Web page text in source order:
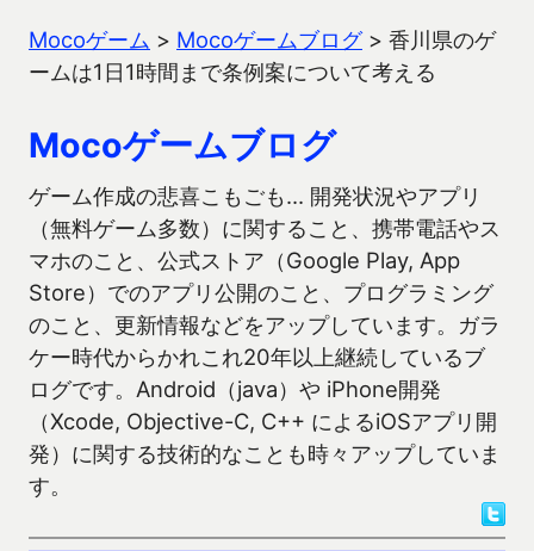
Mocoゲーム > Mocoゲームブログ> 香川県のゲ
ームは1日1時間まで条例案について考える
Mocoゲームブログ
ゲーム作成の悲喜こもごも… 開発状況やアプリ
（無料ゲーム多数）に関すること、携帯電話やス
マホのこと、公式ストア（Google Play, App
Store）でのアプリ公開のこと、プログラミング
のこと、更新情報などをアップしています。ガラ
ケー時代からかれこれ20年以上継続しているブ
ログです。Android（java）や iPhone開発
（Xcode, Objective-C, C++ によるiOSアプリ開
発）に関する技術的なことも時々アップしていま
す。